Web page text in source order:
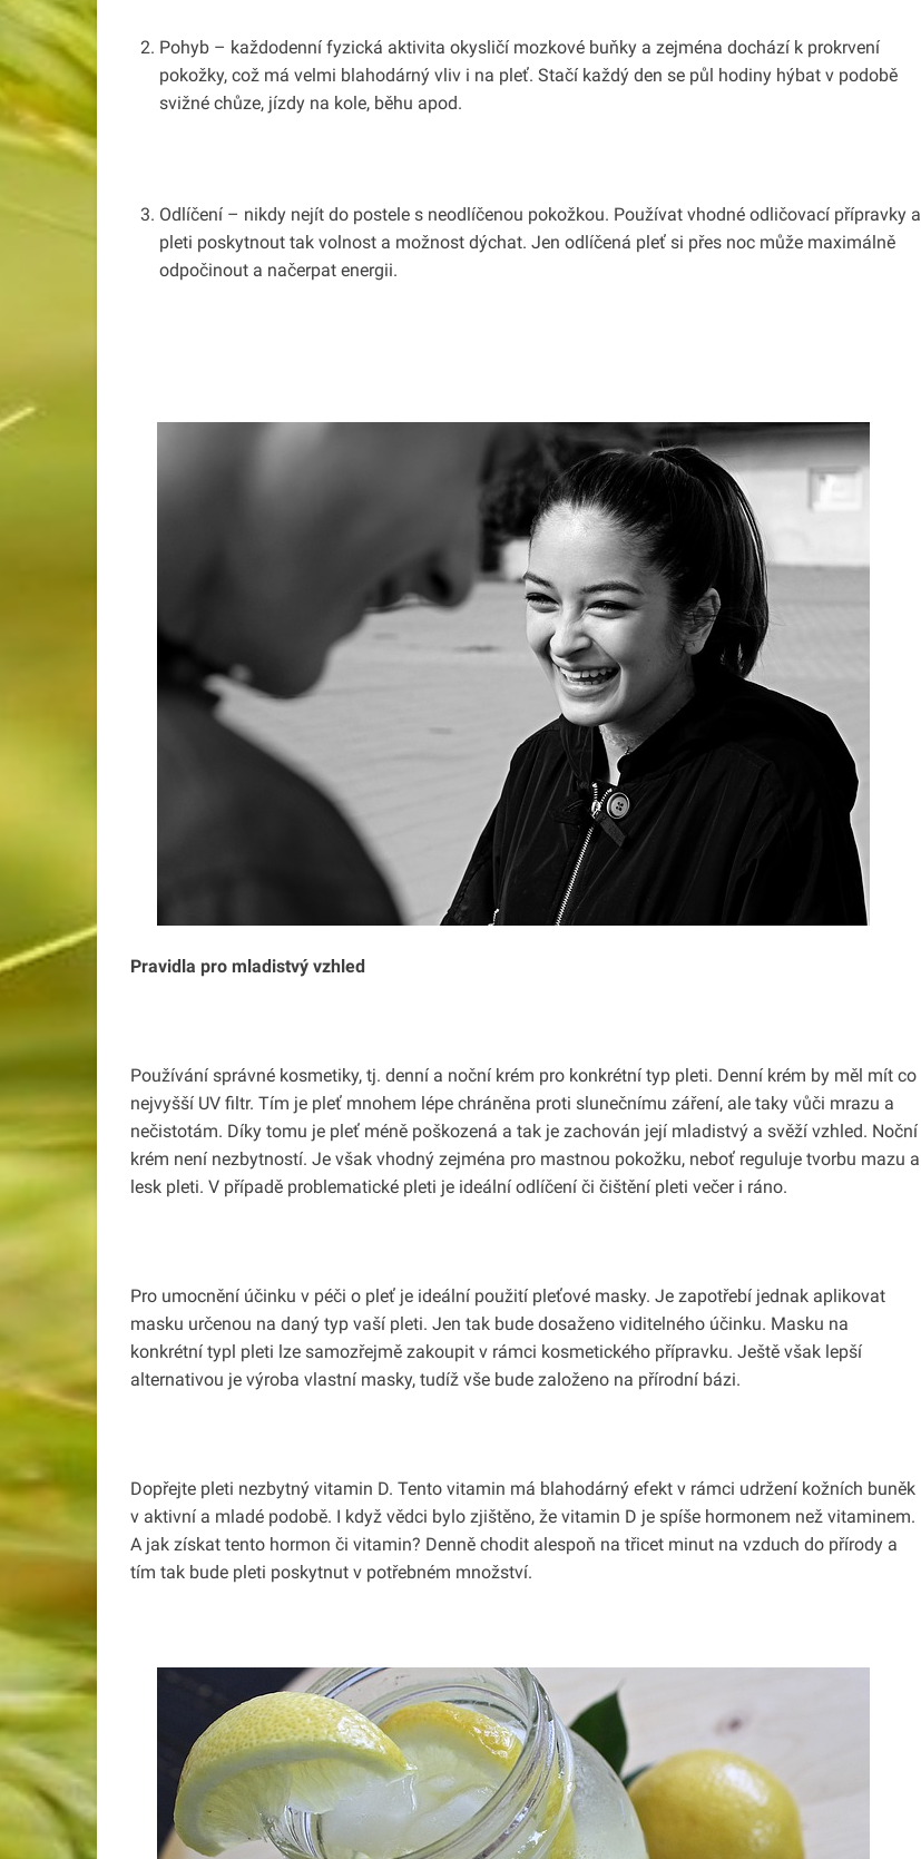
Pohyb – každodenní fyzická aktivita okysličí mozkové buňky a zejména dochází k prokrvení
pokožky, což má velmi blahodárný vliv i na pleť. Stačí každý den se půl hodiny hýbat v podobě
svižné chůze, jízdy na kole, běhu apod.
Odlíčení – nikdy nejít do postele s neodlíčenou pokožkou. Používat vhodné odličovací přípravky a
pleti poskytnout tak volnost a možnost dýchat. Jen odlíčená pleť si přes noc může maximálně
odpočinout a načerpat energii.
Pravidla pro mladistvý vzhled
Používání správné kosmetiky, tj. denní a noční krém pro konkrétní typ pleti. Denní krém by měl mít co
nejvyšší UV filtr. Tím je pleť mnohem lépe chráněna proti slunečnímu záření, ale taky vůči mrazu a
nečistotám. Díky tomu je pleť méně poškozená a tak je zachován její mladistvý a svěží vzhled. Noční
krém není nezbytností. Je však vhodný zejména pro mastnou pokožku, neboť reguluje tvorbu mazu a
lesk pleti. V případě problematické pleti je ideální odlíčení či čištění pleti večer i ráno.
Pro umocnění účinku v péči o pleť je ideální použití pleťové masky. Je zapotřebí jednak aplikovat
masku určenou na daný typ vaší pleti. Jen tak bude dosaženo viditelného účinku. Masku na
konkrétní typl pleti lze samozřejmě zakoupit v rámci kosmetického přípravku. Ještě však lepší
alternativou je výroba vlastní masky, tudíž vše bude založeno na přírodní bázi.
Dopřejte pleti nezbytný vitamin D. Tento vitamin má blahodárný efekt v rámci udržení kožních buněk
v aktivní a mladé podobě. I když vědci bylo zjištěno, že vitamin D je spíše hormonem než vitaminem.
A jak získat tento hormon či vitamin? Denně chodit alespoň na třicet minut na vzduch do přírody a
tím tak bude pleti poskytnut v potřebném množství.